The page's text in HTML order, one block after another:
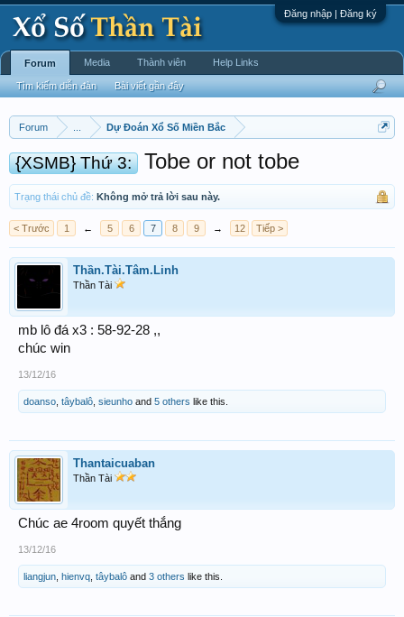
Đăng nhập | Đăng ký
Forum Dự Đoán Xổ Số Miền Bắc
{XSMB} Thứ 3: Tobe or not tobe
Trạng thái chủ đề: Không mở trả lời sau này.
< Trước 1 ← 5 6 7 8 9 → 12 Tiếp >
Thần.Tài.Tâm.Linh
Thần Tài
mb lô đá x3 : 58-92-28 ,,
chúc win
13/12/16
doanso tâybalô sieunho and 5 others like this.
Thantaicuaban
Thần Tài
Chúc ae 4room quyết thắng
13/12/16
liangjun hienvq tâybalô and 3 others like this.
Forum
Tìm kiếm diễn đàn Bài viết gần đây
Media Thành viên Help Links